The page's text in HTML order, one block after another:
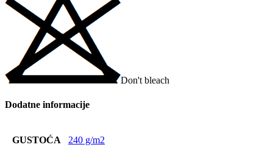
Don't bleach
Dodatne informacije
GUSTOĆA 240 g/m2